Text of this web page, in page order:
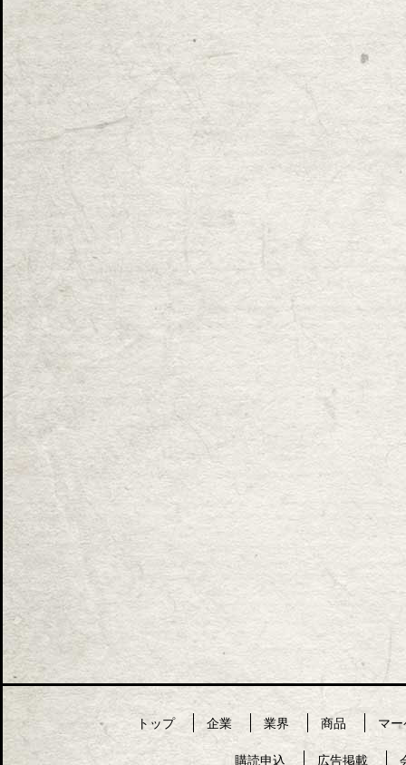
トップ 企業 業界 商品 マ
購読申込 広告掲載